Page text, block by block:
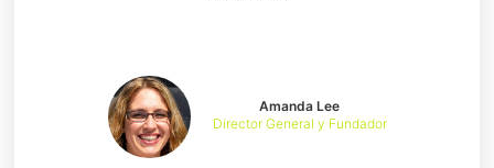
Amanda Lee
Director General y Fundador